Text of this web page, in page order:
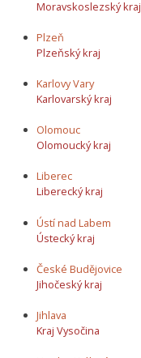
Moravskoslezský kraj
Plzeň
Plzeňský kraj
Karlovy Vary
Karlovarský kraj
Olomouc
Olomoucký kraj
Liberec
Liberecký kraj
Ústí nad Labem
Ústecký kraj
České Budějovice
Jihočeský kraj
Jihlava
Kraj Vysočina